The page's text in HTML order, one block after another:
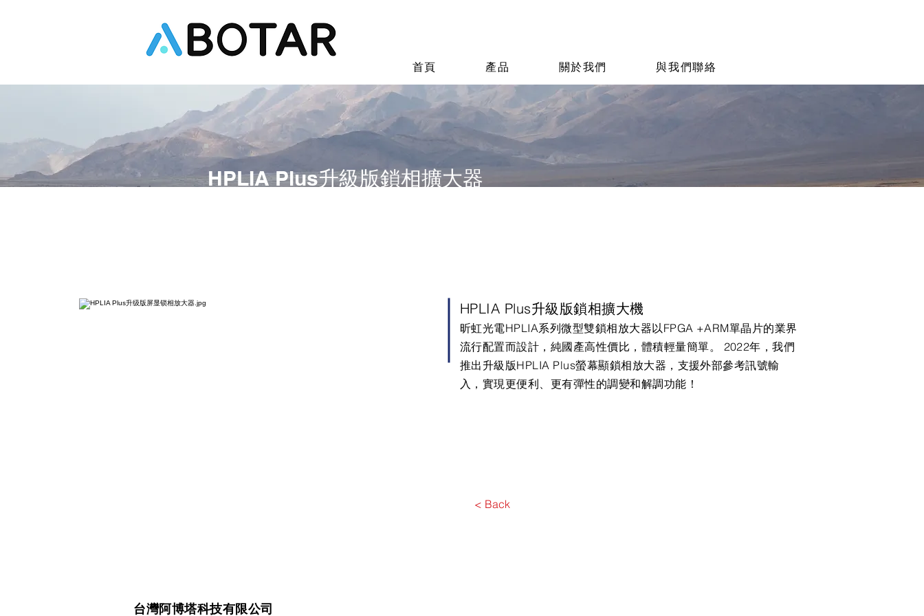
首頁 產品 關於我們 與我們聯絡
HPLIA Plus升級版鎖相擴大器
HPLIA Plus升級版鎖相擴大機
昕虹光電HPLIA系列微型雙鎖相放大器以FPGA +ARM單晶片的業界
流行配置而設計，純國產高性價比，體積輕量簡單。 2022年，我們
推出升級版HPLIA Plus螢幕顯鎖相放大器，支援外部參考訊號輸
入，實現更便利、更有彈性的調變和解調功能！
< Back
台灣阿博塔科技有限公司